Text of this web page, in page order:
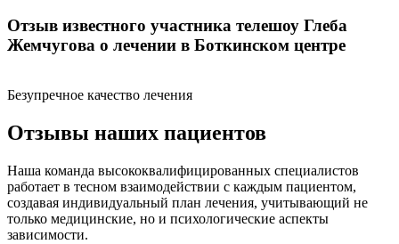
Отзыв известного участника телешоу Глеба
Жемчугова о лечении в Боткинском центре
Безупречное качество лечения
Отзывы наших пациентов
Наша команда высококвалифицированных специалистов
работает в тесном взаимодействии с каждым пациентом,
создавая индивидуальный план лечения, учитывающий не
только медицинские, но и психологические аспекты
зависимости.